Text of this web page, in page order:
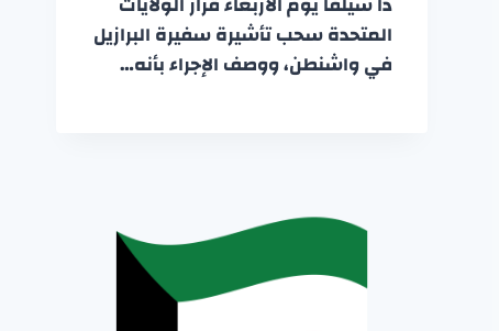
المتحدة سحب تأشيرة سفيرة البرازيل
في واشنطن، ووصف الإجراء بأنه…